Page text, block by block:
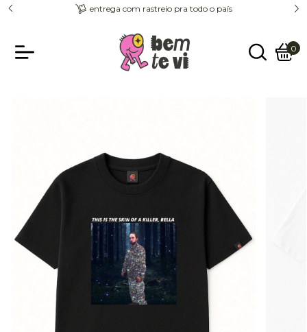
entrega com rastreio pra todo o país
0